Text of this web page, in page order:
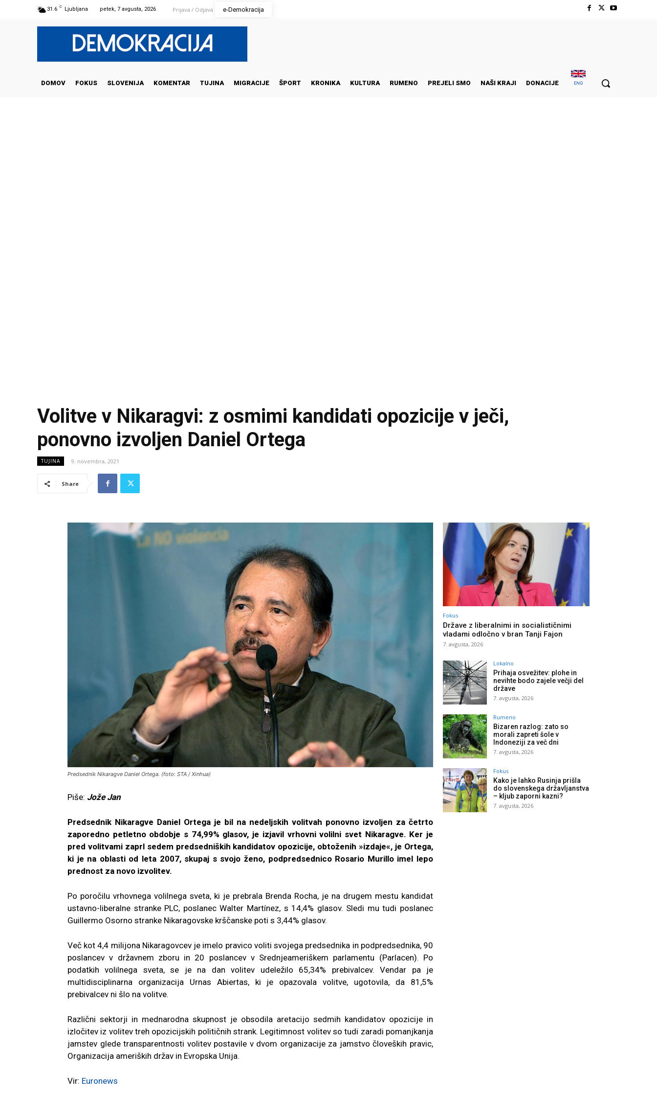
31.6 C Ljubljana petek, 7 avgusta, 2026 Prijava / Odjava e-Demokracija
DOMOV FOKUS SLOVENIJA KOMENTAR TUJINA MIGRACIJE ŠPORT KRONIKA KULTURA RUMENO PREJELI SMO NAŠI KRAJI DONACIJE ENG
Volitve v Nikaragvi: z osmimi kandidati opozicije v ječi,
ponovno izvoljen Daniel Ortega
TUJINA 9. novembra, 2021
Share
Predsednik Nikaragve Daniel Ortega. (foto: STA / Xinhua)
Piše: Jože Jan
Predsednik Nikaragve Daniel Ortega je bil na nedeljskih volitvah ponovno izvoljen za četrto
zaporedno petletno obdobje s 74,99% glasov, je izjavil vrhovni volilni svet Nikaragve. Ker je
pred volitvami zaprl sedem predsedniških kandidatov opozicije, obtoženih »izdaje«, je Ortega,
ki je na oblasti od leta 2007, skupaj s svojo ženo, podpredsednico Rosario Murillo imel lepo
prednost za novo izvolitev.
Po poročilu vrhovnega volilnega sveta, ki je prebrala Brenda Rocha, je na drugem mestu kandidat
ustavno-liberalne stranke PLC, poslanec Walter Martínez, s 14,4% glasov. Sledi mu tudi poslanec
Guillermo Osorno stranke Nikaragovske krščanske poti s 3,44% glasov.
Več kot 4,4 milijona Nikaragovcev je imelo pravico voliti svojega predsednika in podpredsednika, 90
poslancev v državnem zboru in 20 poslancev v Srednjeameriškem parlamentu (Parlacen). Po
podatkih volilnega sveta, se je na dan volitev udeležilo 65,34% prebivalcev. Vendar pa je
multidisciplinarna organizacija Urnas Abiertas, ki je opazovala volitve, ugotovila, da 81,5%
prebivalcev ni šlo na volitve.
Različni sektorji in mednarodna skupnost je obsodila aretacijo sedmih kandidatov opozicije in
izločitev iz volitev treh opozicijskih političnih strank. Legitimnost volitev so tudi zaradi pomanjkanja
jamstev glede transparentnosti volitev postavile v dvom organizacije za jamstvo človeških pravic,
Organizacija ameriških držav in Evropska Unija.
Vir: Euronews
Fokus
Države z liberalnimi in socialističnimi
vladami odločno v bran Tanji Fajon
7. avgusta, 2026
Lokalno
Prihaja osvežitev: plohe in
nevihte bodo zajele večji del
države
7. avgusta, 2026
Rumeno
Bizaren razlog: zato so
morali zapreti šole v
Indoneziji za več dni
7. avgusta, 2026
Fokus
Kako je lahko Rusinja prišla
do slovenskega državljanstva
– kljub zaporni kazni?
7. avgusta, 2026